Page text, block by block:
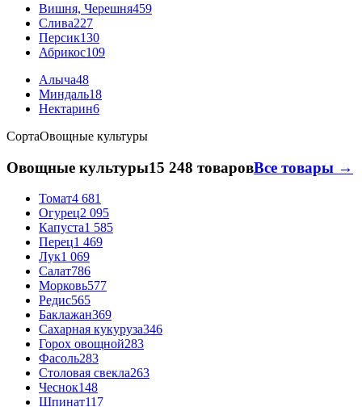
Вишня, Черешня459
Слива227
Персик130
Абрикос109
Алыча48
Миндаль18
Нектарин6
СортаОвощные культуры
Овощные культуры15 248 товаровВсе товары →
Томат4 681
Огурец2 095
Капуста1 585
Перец1 469
Лук1 069
Салат786
Морковь577
Редис565
Баклажан369
Сахарная кукуруза346
Горох овощной283
Фасоль283
Столовая свекла263
Чеснок148
Шпинат117